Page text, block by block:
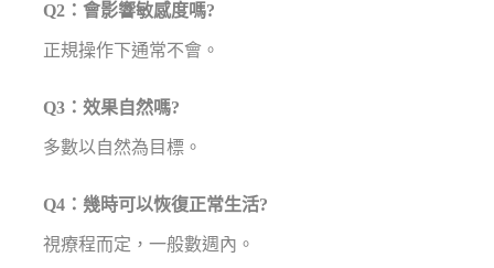
Q2：會影響敏感度嗎?
正規操作下通常不會。
Q3：效果自然嗎?
多數以自然為目標。
Q4：幾時可以恢復正常生活?
視療程而定，一般數週內。